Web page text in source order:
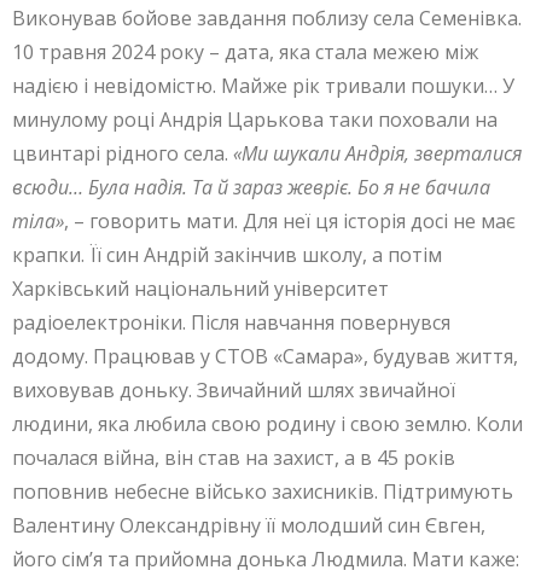
Виконував бойове завдання поблизу села Семенівка.
10 травня 2024 року – дата, яка стала межею між
надією і невідомістю. Майже рік тривали пошуки… У
минулому році Андрія Царькова таки поховали на
цвинтарі рідного села. «Ми шукали Андрія, зверталися
всюди… Була надія. Та й зараз жевріє. Бо я не бачила
тіла», – говорить мати. Для неї ця історія досі не має
крапки. Її син Андрій закінчив школу, а потім
Харківський національний університет
радіоелектроніки. Після навчання повернувся
додому. Працював у СТОВ «Самара», будував життя,
виховував доньку. Звичайний шлях звичайної
людини, яка любила свою родину і свою землю. Коли
почалася війна, він став на захист, а в 45 років
поповнив небесне військо захисників. Підтримують
Валентину Олександрівну її молодший син Євген,
його сім’я та прийомна донька Людмила. Мати каже: